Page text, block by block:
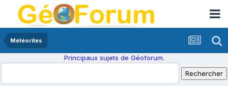
Météorites
Principaux sujets de Géoforum.